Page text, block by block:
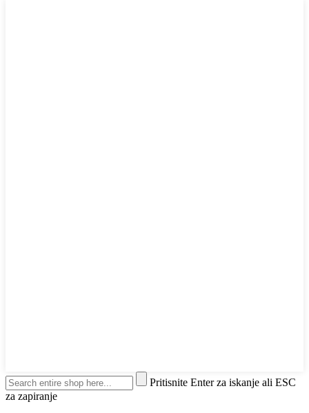
Pritisnite Enter za iskanje ali ESC
za zapiranje